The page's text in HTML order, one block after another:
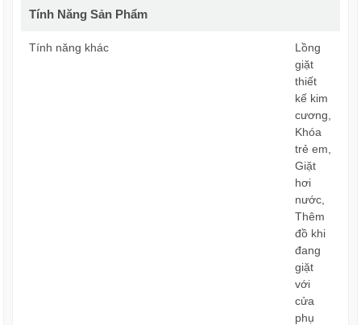
Tính Năng Sản Phẩm
Tính năng khác
Lồng
giặt
thiết
kế kim
cương,
Khóa
trẻ em,
Giặt
hơi
nước,
Thêm
đồ khi
đang
giặt
với
cửa
phụ